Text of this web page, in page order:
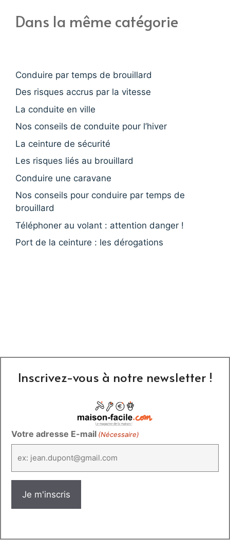
Dans la même catégorie
Conduire par temps de brouillard
Des risques accrus par la vitesse
La conduite en ville
Nos conseils de conduite pour l’hiver
La ceinture de sécurité
Les risques liés au brouillard
Conduire une caravane
Nos conseils pour conduire par temps de
brouillard
Téléphoner au volant : attention danger !
Port de la ceinture : les dérogations
Inscrivez-vous à notre newsletter !
Votre adresse E-mail (Nécessaire)